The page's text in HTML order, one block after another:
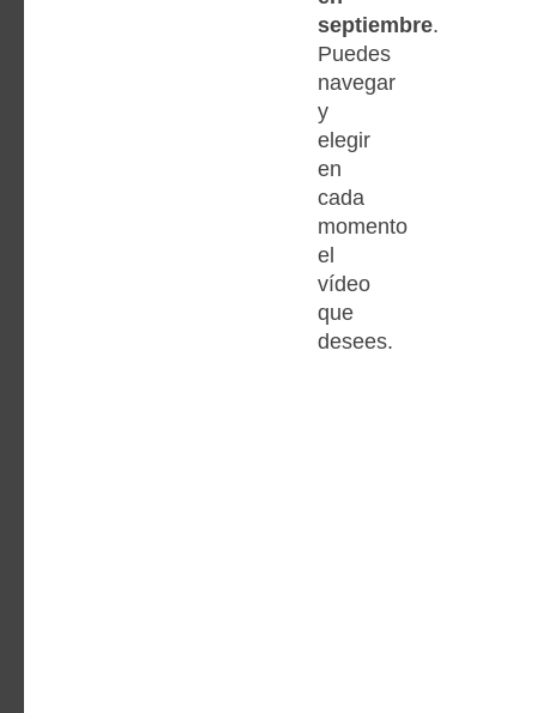
septiembre.
Puedes
navegar
y
elegir
en
cada
momento
el
vídeo
que
desees.